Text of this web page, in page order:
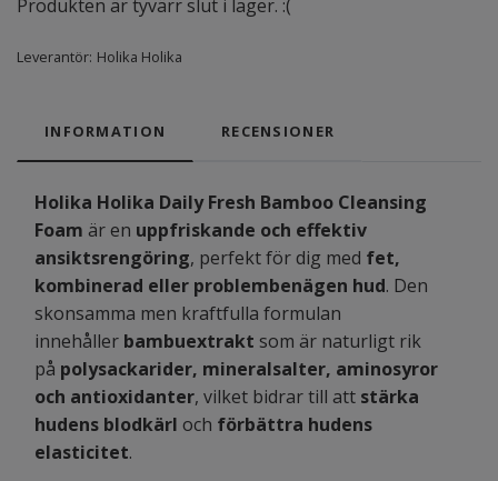
Produkten är tyvärr slut i lager. :(
Leverantör: Holika Holika
INFORMATION RECENSIONER
Holika Holika Daily Fresh Bamboo Cleansing
Foam är en uppfriskande och effektiv
ansiktsrengöring, perfekt för dig med fet,
kombinerad eller problembenägen hud. Den
skonsamma men kraftfulla formulan
innehåller bambuextrakt som är naturligt rik
på polysackarider, mineralsalter, aminosyror
och antioxidanter, vilket bidrar till att stärka
hudens blodkärl och förbättra hudens
elasticitet.